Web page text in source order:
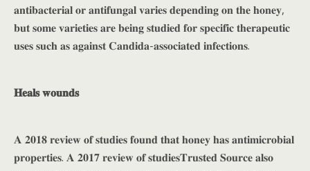
𝐚𝐧𝐭𝐢𝐛𝐚𝐜𝐭𝐞𝐫𝐢𝐚𝐥 𝐨𝐫 𝐚𝐧𝐭𝐢𝐟𝐮𝐧𝐠𝐚𝐥 𝐯𝐚𝐫𝐢𝐞𝐬 𝐝𝐞𝐩𝐞𝐧𝐝𝐢𝐧𝐠 𝐨𝐧 𝐭𝐡𝐞 𝐡𝐨𝐧𝐞𝐲,
𝐛𝐮𝐭 𝐬𝐨𝐦𝐞 𝐯𝐚𝐫𝐢𝐞𝐭𝐢𝐞𝐬 𝐚𝐫𝐞 𝐛𝐞𝐢𝐧𝐠 𝐬𝐭𝐮𝐝𝐢𝐞𝐝 𝐟𝐨𝐫 𝐬𝐩𝐞𝐜𝐢𝐟𝐢𝐜 𝐭𝐡𝐞𝐫𝐚𝐩𝐞𝐮𝐭𝐢𝐜
𝐮𝐬𝐞𝐬 𝐬𝐮𝐜𝐡 𝐚𝐬 𝐚𝐠𝐚𝐢𝐧𝐬𝐭 𝐂𝐚𝐧𝐝𝐢𝐝𝐚-𝐚𝐬𝐬𝐨𝐜𝐢𝐚𝐭𝐞𝐝 𝐢𝐧𝐟𝐞𝐜𝐭𝐢𝐨𝐧𝐬.
𝐇𝐞𝐚𝐥𝐬 𝐰𝐨𝐮𝐧𝐝𝐬
𝐀 𝟐𝟎𝟏𝟖 𝐫𝐞𝐯𝐢𝐞𝐰 𝐨𝐟 𝐬𝐭𝐮𝐝𝐢𝐞𝐬 𝐟𝐨𝐮𝐧𝐝 𝐭𝐡𝐚𝐭 𝐡𝐨𝐧𝐞𝐲 𝐡𝐚𝐬 𝐚𝐧𝐭𝐢𝐦𝐢𝐜𝐫𝐨𝐛𝐢𝐚𝐥
𝐩𝐫𝐨𝐩𝐞𝐫𝐭𝐢𝐞𝐬. 𝐀 𝟐𝟎𝟏𝟕 𝐫𝐞𝐯𝐢𝐞𝐰 𝐨𝐟 𝐬𝐭𝐮𝐝𝐢𝐞𝐬𝐓𝐫𝐮𝐬𝐭𝐞𝐝 𝐒𝐨𝐮𝐫𝐜𝐞 𝐚𝐥𝐬𝐨